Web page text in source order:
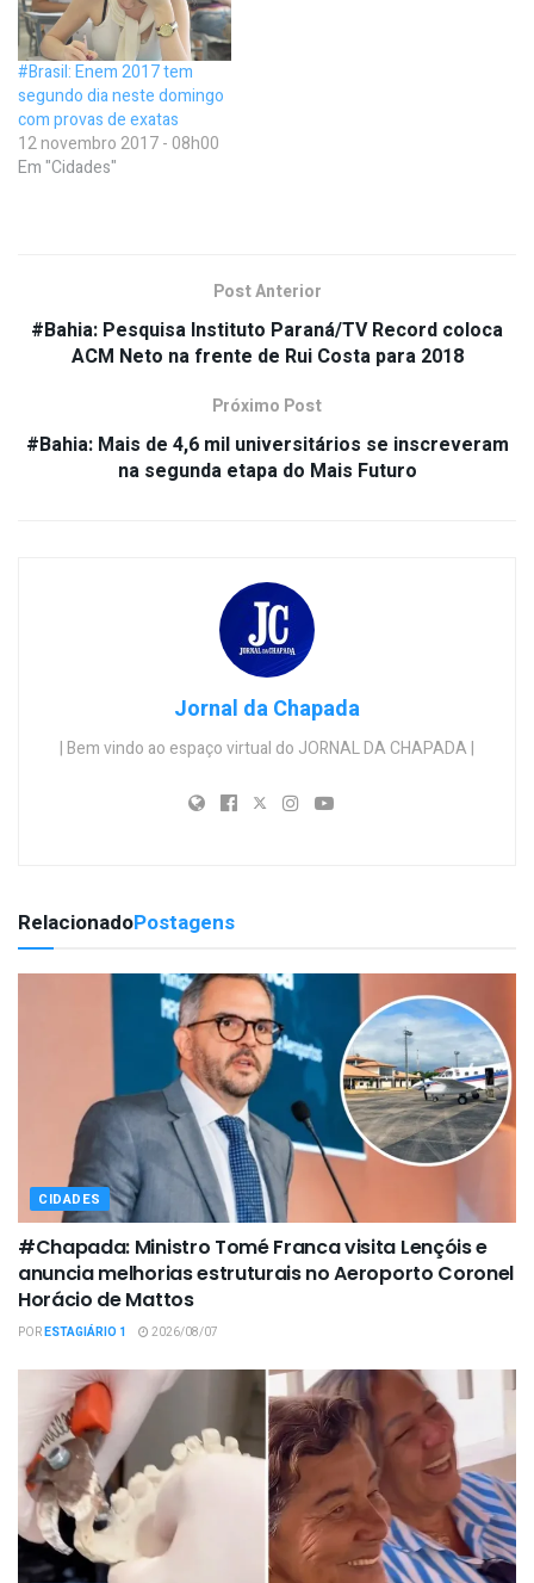
#Brasil: Enem 2017 tem
segundo dia neste domingo
com provas de exatas
12 novembro 2017 - 08h00
Em "Cidades"
Post Anterior
#Bahia: Pesquisa Instituto Paraná/TV Record coloca
ACM Neto na frente de Rui Costa para 2018
Próximo Post
#Bahia: Mais de 4,6 mil universitários se inscreveram
na segunda etapa do Mais Futuro
Jornal da Chapada
| Bem vindo ao espaço virtual do JORNAL DA CHAPADA |
RelacionadoPostagens
CIDADES
#Chapada: Ministro Tomé Franca visita Lençóis e
anuncia melhorias estruturais no Aeroporto Coronel
Horácio de Mattos
PORESTAGIÁRIO 1 2026/08/07